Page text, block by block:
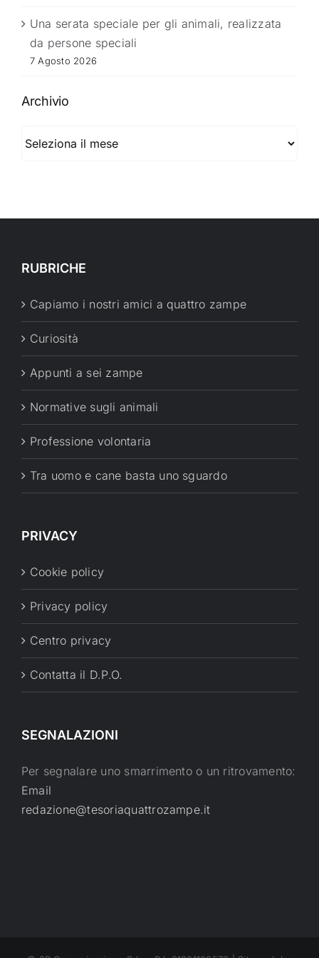
Una serata speciale per gli animali, realizzata
da persone speciali
7 Agosto 2026
Archivio
RUBRICHE
Capiamo i nostri amici a quattro zampe
Curiosità
Appunti a sei zampe
Normative sugli animali
Professione volontaria
Tra uomo e cane basta uno sguardo
PRIVACY
Cookie policy
Privacy policy
Centro privacy
Contatta il D.P.O.
SEGNALAZIONI
Per segnalare uno smarrimento o un ritrovamento:
Email
redazione@tesoriaquattrozampe.it